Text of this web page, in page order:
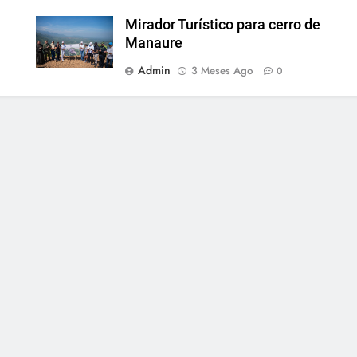
Mirador Turístico para cerro de
Manaure
Admin
3 Meses Ago 0